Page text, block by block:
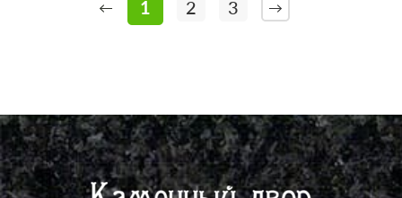
← 1 2 3 →